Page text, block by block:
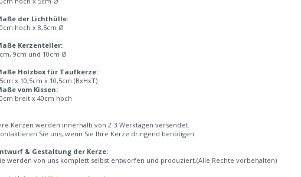
der Lichthülle:
hoch x 8,5cm Ø
Kerzenteller:
9cm und 10cm Ø
Holzbox für Taufkerze:
x 10,5cm x 10,5cm (BxHxT)
vom Kissen:
breit x 40cm hoch
Kerzen werden innerhalb von 2-3 Werktagen versendet.
Sie uns, wenn Sie Ihre Kerze dringend benötigen.
& Gestaltung der Kerze:
werden von uns komplett selbst entworfen und produziert.(Alle Rechte vorbehalten)